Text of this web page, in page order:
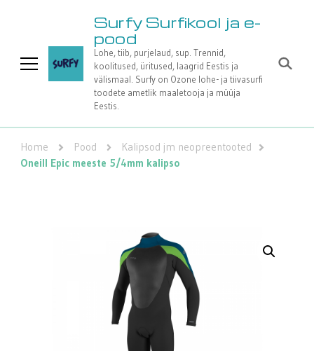
Surfy Surfikool ja e-
pood
Lohe, tiib, purjelaud, sup. Trennid,
koolitused, üritused, laagrid Eestis ja
välismaal. Surfy on Ozone lohe- ja tiivasurfi
toodete ametlik maaletooja ja müüja
Eestis.
Home Pood
Kalipsod jm neopreentooted
Oneill Epic meeste 5/4mm kalipso